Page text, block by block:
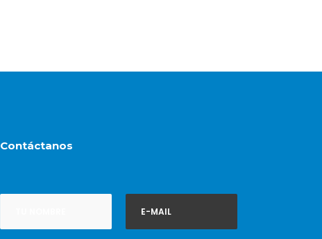
Contáctanos